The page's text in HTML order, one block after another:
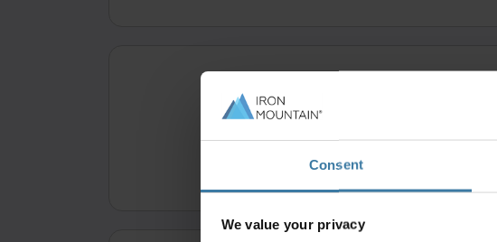
Consent
We value your privacy
de réduction du temps consacré aux